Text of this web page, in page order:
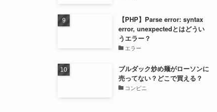
【PHP】Parse error: syntax
error, unexpectedとはどうい
うエラー？
エラー
ブルダック炒め麺がローソンに
売ってない？どこで買える？
コンビニ